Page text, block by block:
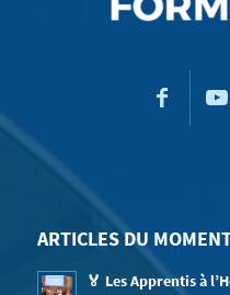
ARTICLES DU
🏅 Les Apprentis à